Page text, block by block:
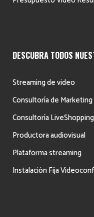
DESCUBRA TODOS
Streaming de video
Consultoría de Marketing
Consultoría LiveShopping
Productora audiovisual
Plataforma streaming
Instalación Fija